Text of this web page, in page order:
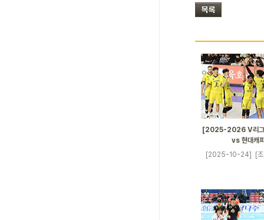
[2025-2026 V리
vs 현대캐
[2025-10-24]
[